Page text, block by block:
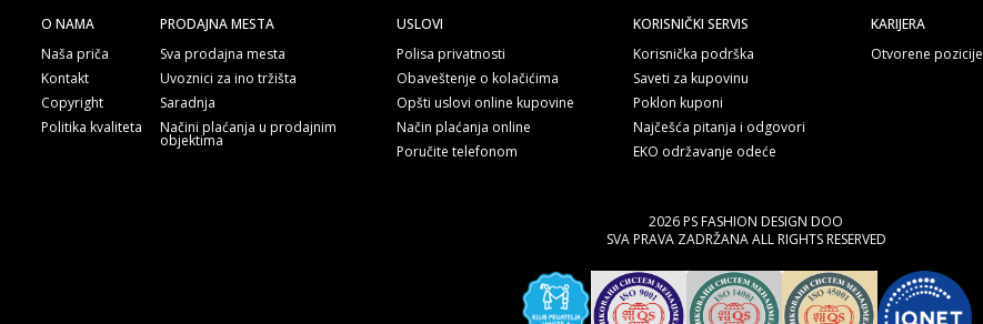
O NAMA
Naša priča
Kontakt
Copyright
Politika kvaliteta
PRODAJNA MESTA
Sva prodajna mesta
Uvoznici za ino tržišta
Saradnja
Načini plaćanja u prodajnim
objektima
USLOVI
Polisa privatnosti
Obaveštenje o kolačićima
Opšti uslovi online kupovine
Način plaćanja online
Poručite telefonom
KORISNIČKI SERVIS
Korisnička podrška
Saveti za kupovinu
Poklon kuponi
Najčešća pitanja i odgovori
EKO održavanje odeće
KARIJERA
Otvorene pozicije
2026 PS FASHION DESIGN DOO
SVA PRAVA ZADRŽANA ALL RIGHTS RESERVED